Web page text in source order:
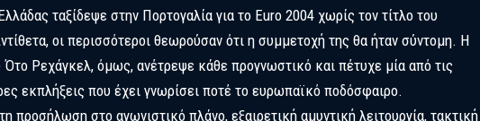
ταξίδεψε στην Πορτογαλία για το Euro 2004 χωρίς τον τίτλο του
οι περισσότεροι θεωρούσαν ότι η συμμετοχή της θα ήταν σύντομη. Η
Ότο Ρεχάγκελ, όμως, ανέτρεψε κάθε προγνωστικό και πέτυχε μία από τις
εκπλήξεις που έχει γνωρίσει ποτέ το ευρωπαϊκό ποδόσφαιρο.
προσήλωση στο αγωνιστικό πλάνο, εξαιρετική αμυντική λειτουργία, τακτική